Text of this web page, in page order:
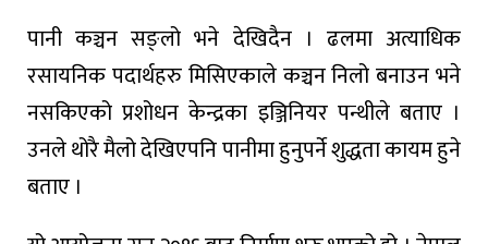
पानी कञ्चन सङ्लो भने देखिदैन । ढलमा अत्याधिक
रसायनिक पदार्थहरु मिसिएकाले कञ्चन निलो बनाउन भने
नसकिएको प्रशोधन केन्द्रका इञ्जिनियर पन्थीले बताए ।
उनले थोरै मैलो देखिएपनि पानीमा हुनुपर्ने शुद्धता कायम हुने
बताए ।